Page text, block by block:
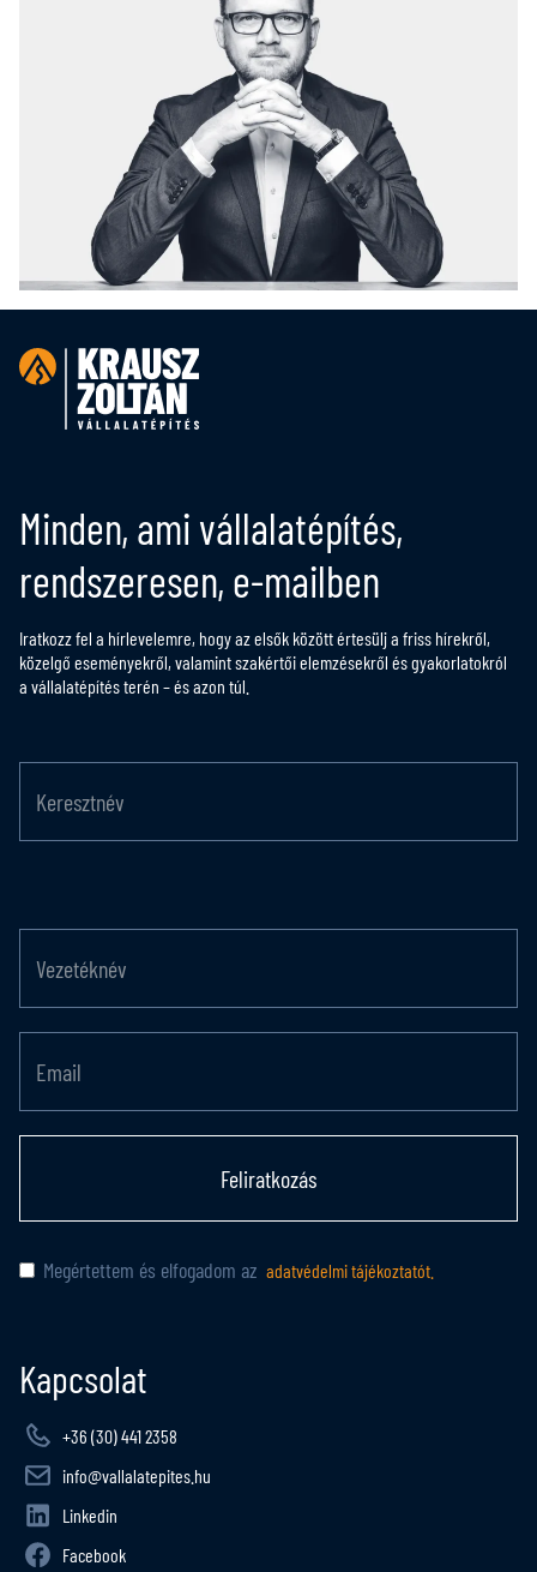
Minden, ami vállalatépítés,
rendszeresen, e-mailben
Iratkozz fel a hírlevelemre, hogy az elsők között értesülj a friss hírekről,
közelgő eseményekről, valamint szakértői elemzésekről és gyakorlatokról
a vállalatépítés terén – és azon túl.
Feliratkozás
Megértettem és elfogadom az adatvédelmi tájékoztatót.
Kapcsolat
+36 (30) 441 2358
info@vallalatepites.hu
Linkedin
Facebook